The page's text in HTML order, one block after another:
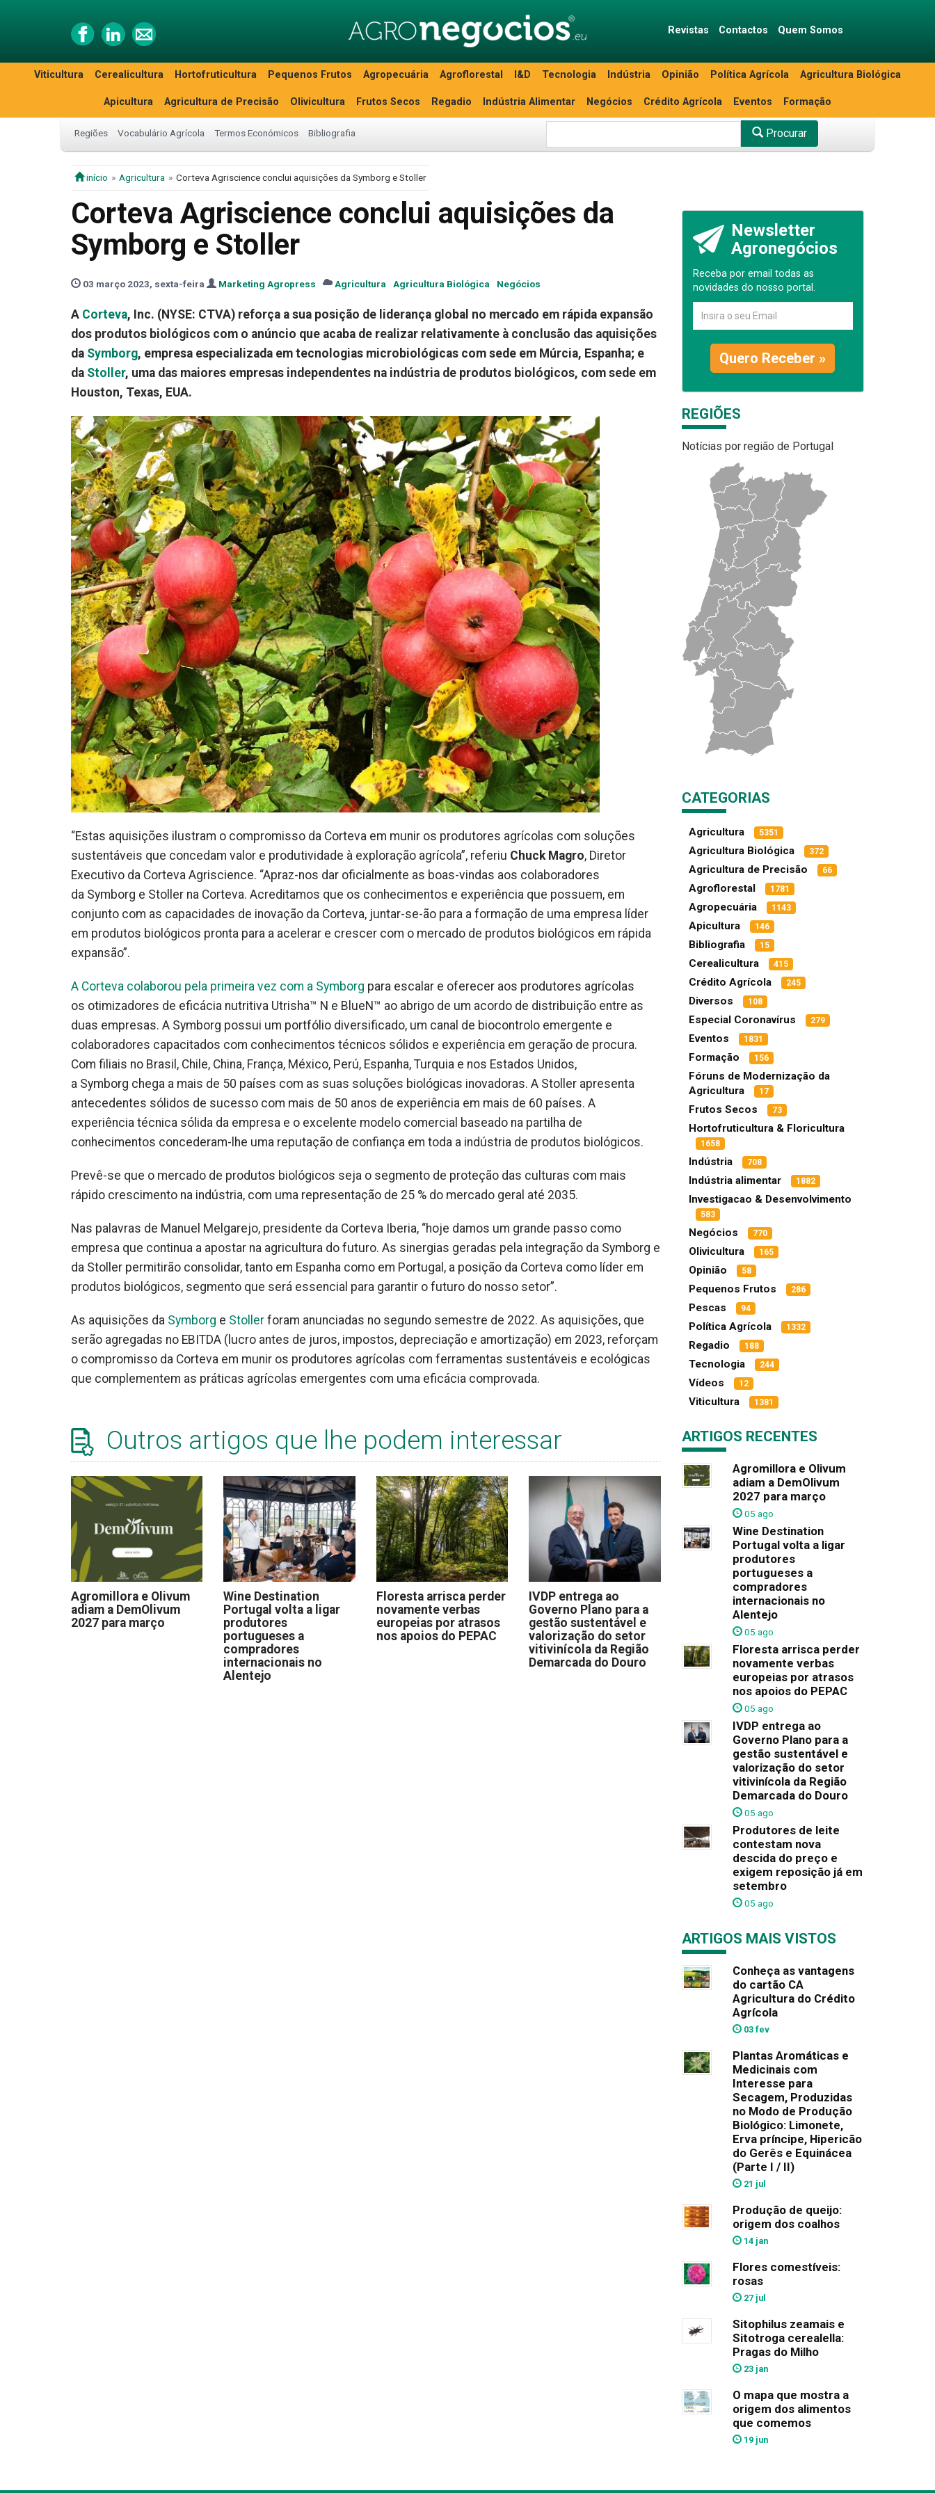
Revistas Contactos Quem Somos
Viticultura Cerealicultura Hortofruticultura Pequenos Frutos Agropecuária Agroflorestal I&D Tecnologia Indústria Opinião Política Agrícola Agricultura Biológica
Apicultura Agricultura de Precisão Olivicultura Frutos Secos Regadio Indústria Alimentar Negócios Crédito Agrícola Eventos Formação
Regiões Vocabulário Agrícola Termos Económicos Bibliografia Procurar
início Agricultura Corteva Agriscience conclui aquisições da Symborg e Stoller
Corteva Agriscience conclui aquisições da
Symborg e Stoller
03 março 2023, sexta-feira Marketing Agropress Agricultura Agricultura Biológica Negócios
A Corteva, Inc. (NYSE: CTVA) reforça a sua posição de liderança global no mercado em rápida expansão
dos produtos biológicos com o anúncio que acaba de realizar relativamente à conclusão das aquisições
da Symborg, empresa especializada em tecnologias microbiológicas com sede em Múrcia, Espanha; e
da Stoller, uma das maiores empresas independentes na indústria de produtos biológicos, com sede em
Houston, Texas, EUA.
“Estas aquisições ilustram o compromisso da Corteva em munir os produtores agrícolas com soluções
sustentáveis que concedam valor e produtividade à exploração agrícola”, referiu Chuck Magro, Diretor
Executivo da Corteva Agriscience. “Apraz-nos dar oficialmente as boas-vindas aos colaboradores
da Symborg e Stoller na Corteva. Acreditamos que os conhecimentos e experiência que possuem, em
conjunto com as capacidades de inovação da Corteva, juntar-se-ão para a formação de uma empresa líder
em produtos biológicos pronta para a acelerar e crescer com o mercado de produtos biológicos em rápida
expansão”.
A Corteva colaborou pela primeira vez com a Symborg para escalar e oferecer aos produtores agrícolas
os otimizadores de eficácia nutritiva Utrisha™ N e BlueN™ ao abrigo de um acordo de distribuição entre as
duas empresas. A Symborg possui um portfólio diversificado, um canal de biocontrolo emergente e
colaboradores capacitados com conhecimentos técnicos sólidos e experiência em geração de procura.
Com filiais no Brasil, Chile, China, França, México, Perú, Espanha, Turquia e nos Estados Unidos,
a Symborg chega a mais de 50 países com as suas soluções biológicas inovadoras. A Stoller apresenta
antecedentes sólidos de sucesso com mais de 50 anos de experiência em mais de 60 países. A
experiência técnica sólida da empresa e o excelente modelo comercial baseado na partilha de
conhecimentos concederam-lhe uma reputação de confiança em toda a indústria de produtos biológicos.
Prevê-se que o mercado de produtos biológicos seja o segmento de proteção das culturas com mais
rápido crescimento na indústria, com uma representação de 25 % do mercado geral até 2035.
Nas palavras de Manuel Melgarejo, presidente da Corteva Iberia, “hoje damos um grande passo como
empresa que continua a apostar na agricultura do futuro. As sinergias geradas pela integração da Symborg e
da Stoller permitirão consolidar, tanto em Espanha como em Portugal, a posição da Corteva como líder em
produtos biológicos, segmento que será essencial para garantir o futuro do nosso setor”.
As aquisições da Symborg e Stoller foram anunciadas no segundo semestre de 2022. As aquisições, que
serão agregadas no EBITDA (lucro antes de juros, impostos, depreciação e amortização) em 2023, reforçam
o compromisso da Corteva em munir os produtores agrícolas com ferramentas sustentáveis e ecológicas
que complementem as práticas agrícolas emergentes com uma eficácia comprovada.
Outros artigos que lhe podem interessar
Agromillora e Olivum
adiam a DemOlivum
2027 para março
Wine Destination
Portugal volta a ligar
produtores
portugueses a
compradores
internacionais no
Alentejo
Floresta arrisca perder
novamente verbas
europeias por atrasos
nos apoios do PEPAC
IVDP entrega ao
Governo Plano para a
gestão sustentável e
valorização do setor
vitivinícola da Região
Demarcada do Douro
Newsletter
Agronegócios
Receba por email todas as
novidades do nosso portal.
Quero Receber »
REGIÕES
Notícias por região de Portugal
CATEGORIAS
Agricultura 5351
Agricultura Biológica 372
Agricultura de Precisão 66
Agroflorestal 1781
Agropecuária 1143
Apicultura 146
Bibliografia 15
Cerealicultura 415
Crédito Agrícola 245
Diversos 108
Especial Coronavírus 279
Eventos 1831
Formação 156
Fóruns de Modernização da
Agricultura
17
Frutos Secos 73
Hortofruticultura & Floricultura
1658
Indústria 708
Indústria alimentar 1882
Investigacao & Desenvolvimento
583
Negócios 770
Olivicultura 165
Opinião 58
Pequenos Frutos 286
Pescas 94
Política Agrícola 1332
Regadio 188
Tecnologia 244
Vídeos 12
Viticultura 1381
ARTIGOS RECENTES
Agromillora e Olivum
adiam a DemOlivum
2027 para março
05 ago
Wine Destination
Portugal volta a ligar
produtores
portugueses a
compradores
internacionais no
Alentejo
05 ago
Floresta arrisca perder
novamente verbas
europeias por atrasos
nos apoios do PEPAC
05 ago
IVDP entrega ao
Governo Plano para a
gestão sustentável e
valorização do setor
vitivinícola da Região
Demarcada do Douro
05 ago
Produtores de leite
contestam nova
descida do preço e
exigem reposição já em
setembro
05 ago
ARTIGOS MAIS VISTOS
Conheça as vantagens
do cartão CA
Agricultura do Crédito
Agrícola
03 fev
Plantas Aromáticas e
Medicinais com
Interesse para
Secagem, Produzidas
no Modo de Produção
Biológico: Limonete,
Erva príncipe, Hipericão
do Gerês e Equinácea
(Parte I / II)
21 jul
Produção de queijo:
origem dos coalhos
14 jan
Flores comestíveis:
rosas
27 jul
Sitophilus zeamais e
Sitotroga cerealella:
Pragas do Milho
23 jan
O mapa que mostra a
origem dos alimentos
que comemos
19 jun